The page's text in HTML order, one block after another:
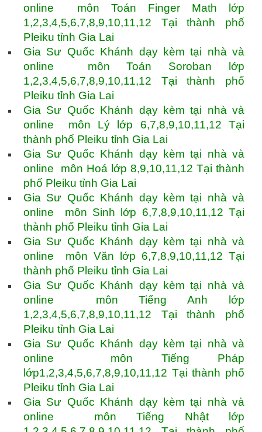
online môn Toán Finger Math lớp
1,2,3,4,5,6,7,8,9,10,11,12 Tại thành phố
Pleiku tỉnh Gia Lai
Gia Sư Quốc Khánh dạy kèm tại nhà và
online môn Toán Soroban lớp
1,2,3,4,5,6,7,8,9,10,11,12 Tại thành phố
Pleiku tỉnh Gia Lai
Gia Sư Quốc Khánh dạy kèm tại nhà và
online môn Lý lớp 6,7,8,9,10,11,12 Tại
thành phố Pleiku tỉnh Gia Lai
Gia Sư Quốc Khánh dạy kèm tại nhà và
online môn Hoá lớp 8,9,10,11,12 Tại thành
phố Pleiku tỉnh Gia Lai
Gia Sư Quốc Khánh dạy kèm tại nhà và
online môn Sinh lớp 6,7,8,9,10,11,12 Tại
thành phố Pleiku tỉnh Gia Lai
Gia Sư Quốc Khánh dạy kèm tại nhà và
online môn Văn lớp 6,7,8,9,10,11,12 Tại
thành phố Pleiku tỉnh Gia Lai
Gia Sư Quốc Khánh dạy kèm tại nhà và
online môn Tiếng Anh lớp
1,2,3,4,5,6,7,8,9,10,11,12 Tại thành phố
Pleiku tỉnh Gia Lai
Gia Sư Quốc Khánh dạy kèm tại nhà và
online môn Tiếng Pháp
lớp1,2,3,4,5,6,7,8,9,10,11,12 Tại thành phố
Pleiku tỉnh Gia Lai
Gia Sư Quốc Khánh dạy kèm tại nhà và
online môn Tiếng Nhật lớp